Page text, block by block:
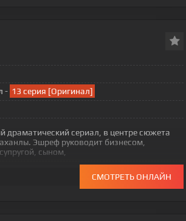
- 13 серия [Оригинал]
драматический сериал, в центре сюжета
Эшреф руководит бизнесом,
сыном,
СМОТРЕТЬ ОНЛАЙН